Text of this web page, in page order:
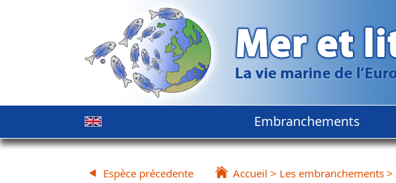
Embranchements
Espèce précedente Accueil > Les embranchements >